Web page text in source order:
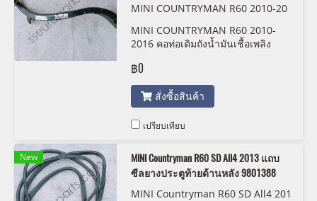
MINI COUNTRYMAN R60 2010-20
OSE CUP 5204055
MINI COUNTRYMAN R60 2010-
2016 คอท่อเติมถังน้ำมันเชื้อเพลิง
฿0
สั่งซื้อสินค้า
เปรียบเทียบ
New
MINI Countryman R60 SD All4 2013 แถบ
ซีลยางประตูท้ายด้านหลัง 9801388
MINI Countryman R60 SD All4 201